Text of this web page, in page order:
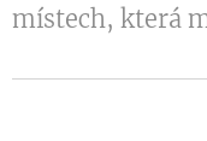
místech, která